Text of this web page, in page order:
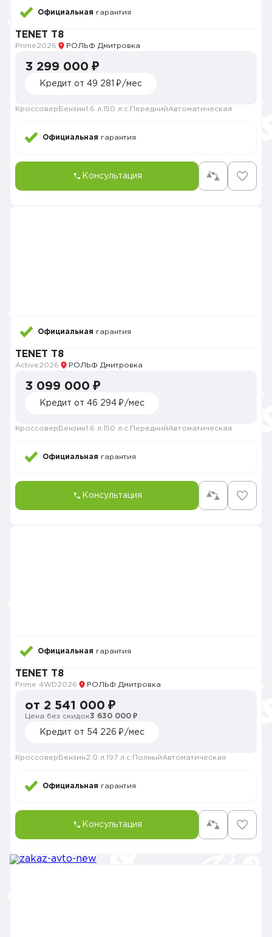
Официальная гарантия
TENET T8
Prime2026 РОЛЬФ Дмитровка
3 299 000 ₽
Кредит от 49 281 ₽/мес
Кроссовер Бензин1.6 л. 150 л.с. ПереднийАвтоматическая
Официальная гарантия
Консультация
Официальная гарантия
TENET T8
Active2026 РОЛЬФ Дмитровка
3 099 000 ₽
Кредит от 46 294 ₽/мес
Кроссовер Бензин1.6 л. 150 л.с. ПереднийАвтоматическая
Официальная гарантия
Консультация
Официальная гарантия
TENET T8
Prime 4WD2026 РОЛЬФ Дмитровка
от 2 541 000 ₽
Цена без скидок3 630 000 ₽
Кредит от 54 226 ₽/мес
Кроссовер Бензин2.0 л. 197 л.с. ПолныйАвтоматическая
Официальная гарантия
Консультация